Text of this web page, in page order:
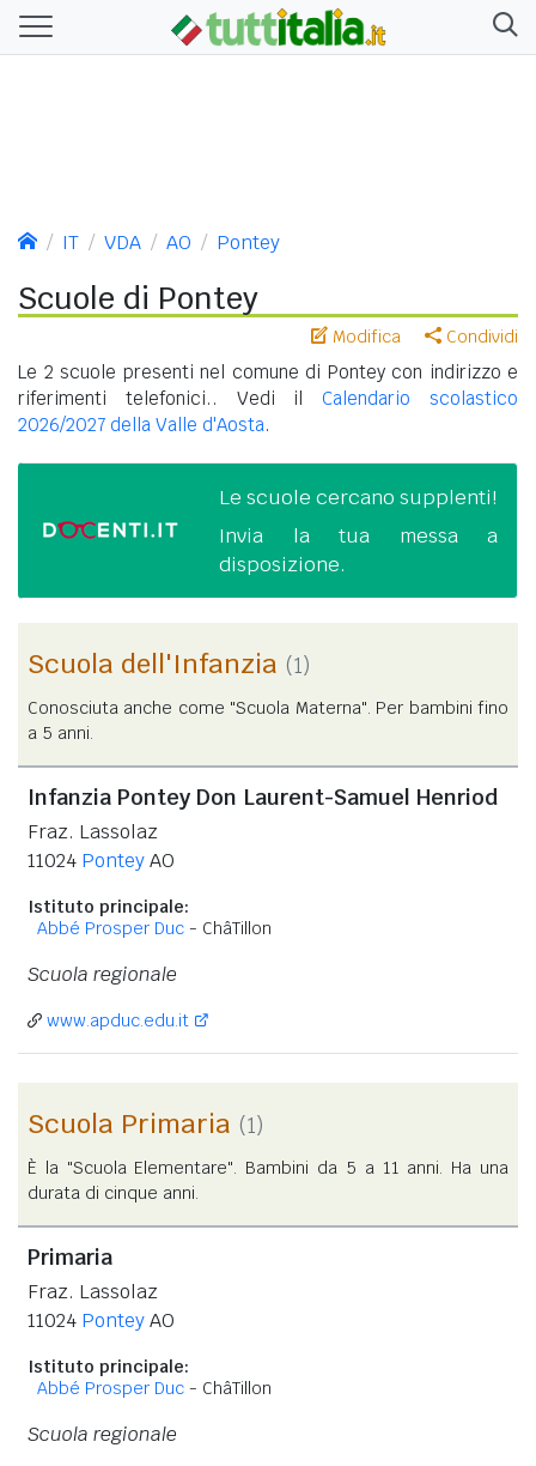
IT VDA AO Pontey
Scuole di Pontey
Modifica Condividi
Le 2 scuole presenti nel comune di Pontey con indirizzo e
riferimenti telefonici.. Vedi il Calendario scolastico
2026/2027 della Valle d'Aosta.
Le scuole cercano supplenti!
Invia la tua messa a
disposizione.
Scuola dell'Infanzia (1)
Conosciuta anche come "Scuola Materna". Per bambini fino
a 5 anni.
Infanzia Pontey Don Laurent-Samuel Henriod
Fraz. Lassolaz
11024 PonteyAO
Istituto principale:
Abbé Prosper Duc - ChâTillon
Scuola regionale
www.apduc.edu.it
Scuola Primaria (1)
È la "Scuola Elementare". Bambini da 5 a 11 anni. Ha una
durata di cinque anni.
Primaria
Fraz. Lassolaz
11024 PonteyAO
Istituto principale:
Abbé Prosper Duc - ChâTillon
Scuola regionale